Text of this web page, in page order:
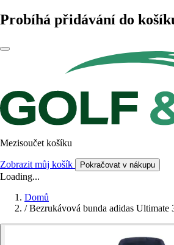
Probíhá přidávání do
Mezisoučet košíku
Zobrazit můj košík Pokračovat v nákupu
Loading...
Domů
/ Bezrukávová bunda adidas Ultimate